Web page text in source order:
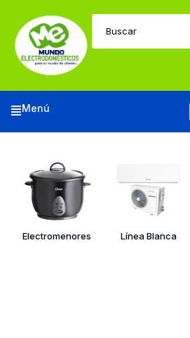
Buscar
Menú
Electromenores Línea Blanca